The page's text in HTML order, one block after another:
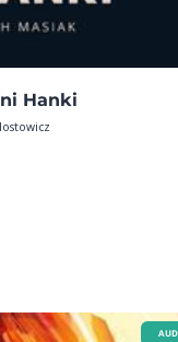
Hanki